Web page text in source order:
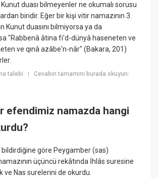
duası bilmeyenler ne okumalı sorusu
biridir. Eğer bir kişi vitir namazının 3.
Kunut duasını bilmiyorsa ya da
"Rabbenâ âtina fi'd-dünyâ haseneten ve
ve qınâ azâbe'n-nâr" (Bakara, 201)
talebi |Cevabın tamamını burada okuyun:
efendimiz namazda hangi
bildirdiğine göre Peygamber (sas)
üçüncü rekâtında İhlâs suresine
ve Nas surelerini de okurdu.